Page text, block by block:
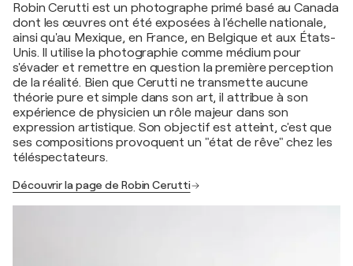
Robin Cerutti est un photographe primé basé au Canada
dont les œuvres ont été exposées à l'échelle nationale,
ainsi qu'au Mexique, en France, en Belgique et aux États-
Unis. Il utilise la photographie comme médium pour
s'évader et remettre en question la première perception
de la réalité. Bien que Cerutti ne transmette aucune
théorie pure et simple dans son art, il attribue à son
expérience de physicien un rôle majeur dans son
expression artistique. Son objectif est atteint, c'est que
ses compositions provoquent un "état de rêve" chez les
téléspectateurs.
Découvrir la page de Robin Cerutti